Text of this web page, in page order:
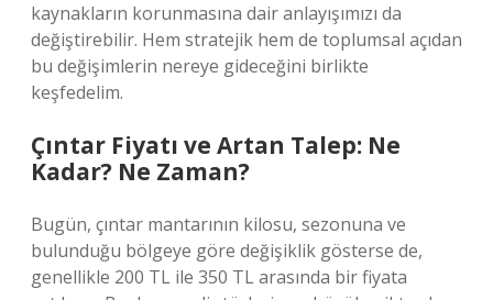
kaynakların korunmasına dair anlayışımızı da
değiştirebilir. Hem stratejik hem de toplumsal açıdan
bu değişimlerin nereye gideceğini birlikte
keşfedelim.
Çıntar Fiyatı ve Artan Talep: Ne
Kadar? Ne Zaman?
Bugün, çıntar mantarının kilosu, sezonuna ve
bulunduğu bölgeye göre değişiklik gösterse de,
genellikle 200 TL ile 350 TL arasında bir fiyata